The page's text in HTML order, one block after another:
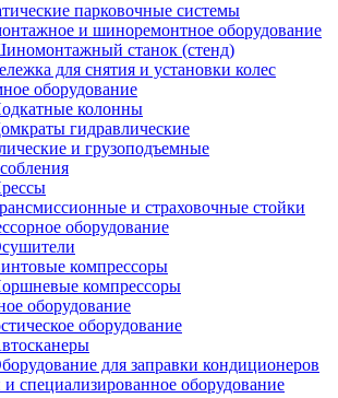
парковочные системы
и шиноремонтное оборудование
станок (стенд)
для снятия и установки колес
оборудование
колонны
гидравлические
и грузоподъемные
и страховочные стойки
оборудование
компрессоры
компрессоры
оборудование
оборудование
для заправки кондиционеров
специализированное оборудование